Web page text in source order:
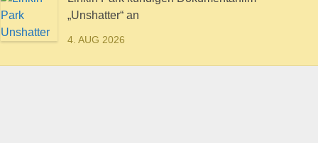
„Unshatter“ an
4. AUG 2026